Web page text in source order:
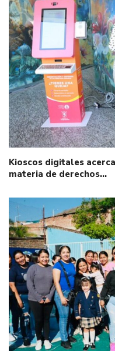
Kioscos digitales
materia de derechos…